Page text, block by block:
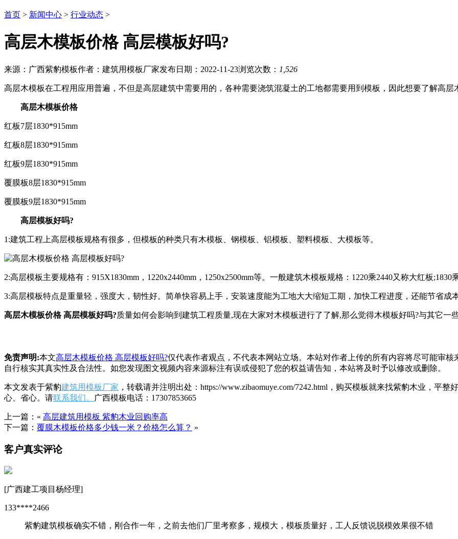
首页 > 新闻中心 > 行业动态 >
高层木模板价格 高层模板好吗?
来源：广西紫豹模板作者：建筑用模板厂家发布日期：2022-11-23浏览次数： 1,526
高层木模板在工程用应用普遍，不但是高层建筑中需要用的，各种需要浇筑混凝土的工地都需要用到模板，因此想要了解高
高层木模板价格
红板7层1830*915mm
红板8层1830*915mm
红板9层1830*915mm
覆膜板8层1830*915mm
覆膜板9层1830*915mm
高层模板好吗?
1:建筑工程上高层模板规格有很多，但模板的种类只有木模板、钢模板、铝模板、塑料模板、大模板等。
2:高层模板主要规格有：915X1830mm，1220x2440mm，1250x2500mm等。一般建筑木模板规格：1220乘2440又称大红板
3:高层模板特点是重量轻，强度大，韧性好。简单快容易上手，安装速度能为工地大大缩短工期，加快工程进度，还能节省成
高层木模板价格 高层模板好吗?质量如何会影响到建筑工程质量,现在大家对木模板进行了了解,那么觉得木模板好吗?与其它一
免责声明:本文高层木模板价格 高层模板好吗?仅代表作者观点，不代表本网站立场。本站对作者上传的所有内容将尽可能审
自行核实其真实性及合法性。如您发现图文视频内容来源标注有误或侵犯了您的权益请告知，本站将及时予以修改或删除。
本文发表于紫豹建筑用模板厂家 ，转载请并注明出处：https://www.zibaomuye.com/7242.html，购买模板就来找紫豹木业，平
心、省心。请联系我们。 广西模板电话：17307853665
上一篇：« 高层建筑用模板 紫豹木业回购率高
下一篇： 覆膜木模板价格多少钱一米？价格怎么算？ »
客户真实评论
[广西建工项目杨经理]
133****2466
紫豹建筑模板确实不错，刚合作一年，之前去他们厂里考察多，规模大，模板质量好，工人反馈说脱模效果很不错